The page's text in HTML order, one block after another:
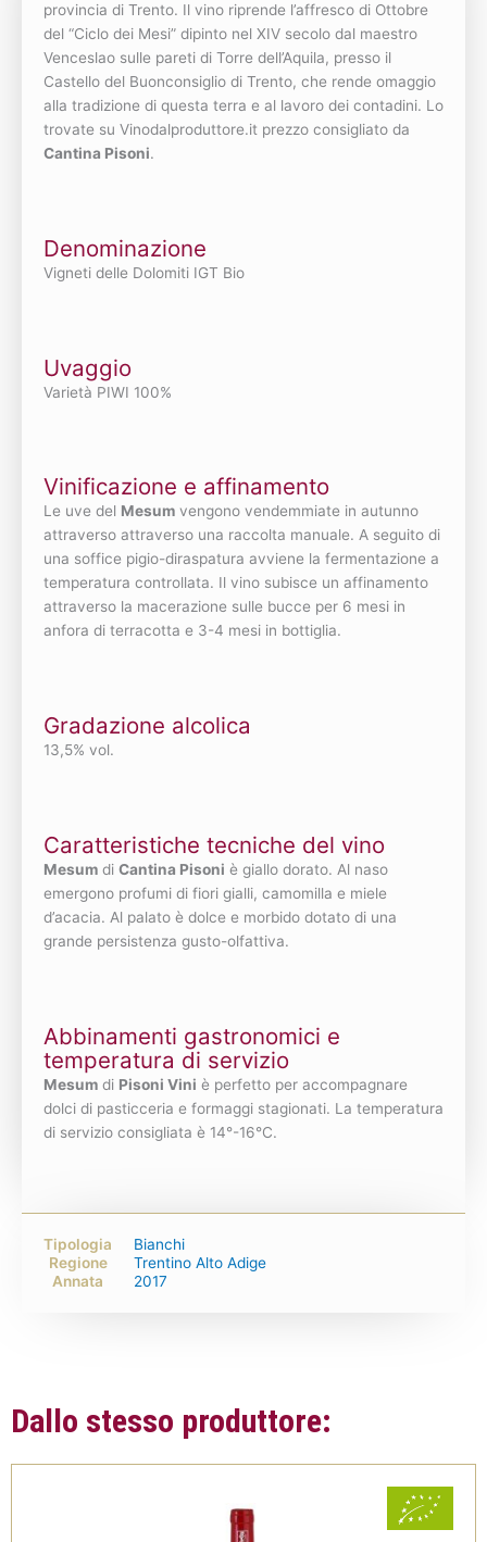
provincia di Trento. Il vino riprende l’affresco di Ottobre
del “Ciclo dei Mesi” dipinto nel XIV secolo dal maestro
Venceslao sulle pareti di Torre dell’Aquila, presso il
Castello del Buonconsiglio di Trento, che rende omaggio
alla tradizione di questa terra e al lavoro dei contadini. Lo
trovate su Vinodalproduttore.it prezzo consigliato da
Cantina Pisoni.
Denominazione
Vigneti delle Dolomiti IGT Bio
Uvaggio
Varietà PIWI 100%
Vinificazione e affinamento
Le uve del Mesum vengono vendemmiate in autunno
attraverso attraverso una raccolta manuale. A seguito di
una soffice pigio-diraspatura avviene la fermentazione a
temperatura controllata. Il vino subisce un affinamento
attraverso la macerazione sulle bucce per 6 mesi in
anfora di terracotta e 3-4 mesi in bottiglia.
Gradazione alcolica
13,5% vol.
Caratteristiche tecniche del vino
Mesum di Cantina Pisoni è giallo dorato. Al naso
emergono profumi di fiori gialli, camomilla e miele
d’acacia. Al palato è dolce e morbido dotato di una
grande persistenza gusto-olfattiva.
Abbinamenti gastronomici e
temperatura di servizio
Mesum di Pisoni Vini è perfetto per accompagnare
dolci di pasticceria e formaggi stagionati. La temperatura
di servizio consigliata è 14°-16°C.
Tipologia
Bianchi
Regione
Trentino Alto Adige
Annata
2017
Dallo stesso produttore: